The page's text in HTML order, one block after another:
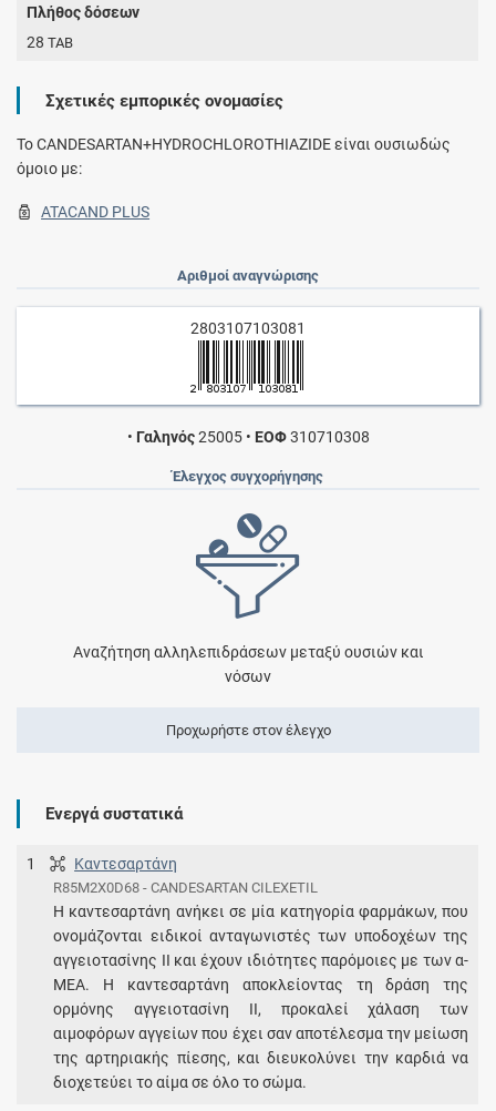
Πλήθος δόσεων
28TAB
Σχετικές εμπορικές ονομασίες
To CANDESARTAN+HYDROCHLOROTHIAZIDE είναι ουσιωδώς
όμοιο με:
ATACAND PLUS
Αριθμοί αναγνώρισης
2803107103081
• Γαληνός25005 • ΕΟΦ310710308
Έλεγχος συγχορήγησης
Αναζήτηση αλληλεπιδράσεων μεταξύ ουσιών και
νόσων
Προχωρήστε στον έλεγχο
Ενεργά συστατικά
1 Καντεσαρτάνη
R85M2X0D68 - CANDESARTAN CILEXETIL
Η καντεσαρτάνη ανήκει σε μία κατηγορία φαρμάκων, που
ονομάζονται ειδικοί ανταγωνιστές των υποδοχέων της
αγγειοτασίνης ΙΙ και έχουν ιδιότητες παρόμοιες με των α-
ΜΕΑ. Η καντεσαρτάνη αποκλείοντας τη δράση της
ορμόνης αγγειοτασίνη II, προκαλεί χάλαση των
αιμοφόρων αγγείων που έχει σαν αποτέλεσμα την μείωση
της αρτηριακής πίεσης, και διευκολύνει την καρδιά να
διοχετεύει το αίμα σε όλο το σώμα.